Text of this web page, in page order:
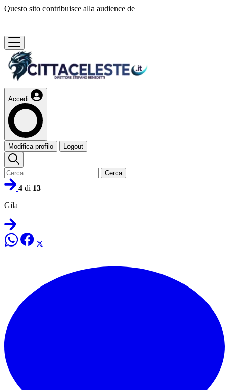
Questo sito contribuisce alla audience de
Accedi
Modifica profilo Logout
Cerca
4 di 13
Gila